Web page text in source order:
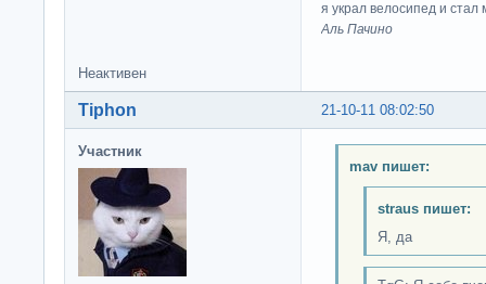
я украл велосипед и стал
Аль Пачино
Неактивен
21-10-11 08:02:50
Tiphon
Участник
mav пишет:
straus пишет:
Я, да